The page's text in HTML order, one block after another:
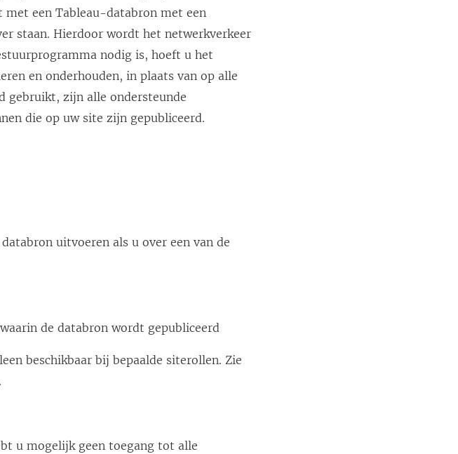
u
w
v
e
n
s
o
d
een Tableau-databron met een
staan. Hierdoor wordt het netwerkverkeer
nodig is, hoeft u het
en onderhouden, in plaats van op alle
gebruikt, zijn alle ondersteunde
die op uw site zijn gepubliceerd.
uitvoeren als u over een van de
de databron wordt gepubliceerd
beschikbaar bij bepaalde siterollen. Zie
u mogelijk geen toegang tot alle